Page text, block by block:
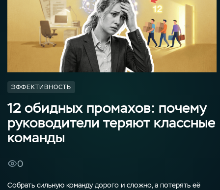
ЭФФЕКТИВНОСТЬ
12 обидных промахов: почему
руководители теряют классные
команды
0
Собрать сильную команду дорого и сложно, а потерять её